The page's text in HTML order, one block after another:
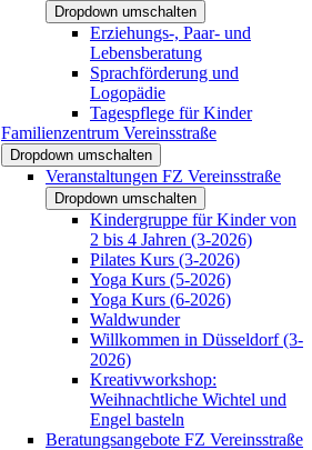
Dropdown umschalten
Erziehungs-, Paar- und
Lebensberatung
Sprachförderung und
Logopädie
Tagespflege für Kinder
Familienzentrum Vereinsstraße
Dropdown umschalten
Veranstaltungen FZ Vereinsstraße
Dropdown umschalten
Kindergruppe für Kinder von
2 bis 4 Jahren (3-2026)
Pilates Kurs (3-2026)
Yoga Kurs (5-2026)
Yoga Kurs (6-2026)
Waldwunder
Willkommen in Düsseldorf (3-
2026)
Kreativworkshop:
Weihnachtliche Wichtel und
Engel basteln
Beratungsangebote FZ Vereinsstraße